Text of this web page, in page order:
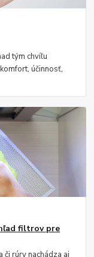
tým chvíľu
účinnosť,
filtrov pre
či rúry nachádza aj